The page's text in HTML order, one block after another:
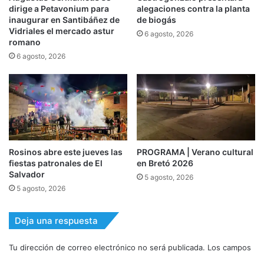
dirige a Petavonium para
inaugurar en Santibáñez de
Vidriales el mercado astur
romano
6 agosto, 2026
alegaciones contra la planta
de biogás
6 agosto, 2026
Rosinos abre este jueves las
fiestas patronales de El
Salvador
5 agosto, 2026
PROGRAMA | Verano cultural
en Bretó 2026
5 agosto, 2026
Deja una respuesta
Tu dirección de correo electrónico no será publicada. Los campos